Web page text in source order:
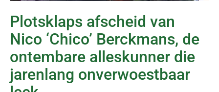
Plotsklaps afscheid van
Nico ‘Chico’ Berckmans, de
ontembare alleskunner die
jarenlang onverwoestbaar